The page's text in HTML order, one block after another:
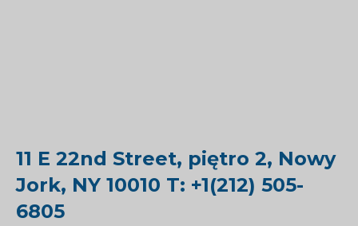
11 E 22nd Street, piętro 2, Nowy
Jork, NY 10010 T: +1(212) 505-
6805